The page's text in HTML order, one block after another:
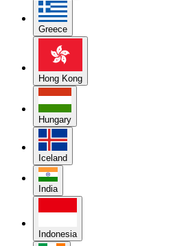
Greece
Hong Kong
Hungary
Iceland
India
Indonesia